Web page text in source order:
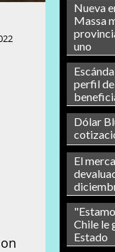
Nueva
Massa
uno
perfil
Dólar
El
Chile le
Estado